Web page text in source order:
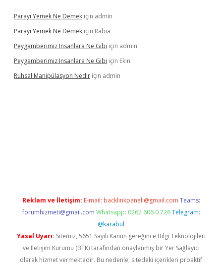
Parayı Yemek Ne Demek için admin
Parayı Yemek Ne Demek için Rabia
Peygamberimiz Insanlara Ne Gibi için admin
Peygamberimiz Insanlara Ne Gibi için Ekin
Ruhsal Manipülasyon Nedir için admin
Reklam ve İletişim: E-mail: backlinkpaneli@gmail.com Teams:
forumhizmeti@gmail.com Whatsapp: 0262 606 0 726 Telegram:
@karabul
Yasal Uyarı: Sitemiz, 5651 Sayılı Kanun gereğince Bilgi Teknolojileri
ve İletişim Kurumu (BTK) tarafından onaylanmış bir Yer Sağlayıcı
olarak hizmet vermektedir. Bu nedenle, sitedeki içerikleri proaktif